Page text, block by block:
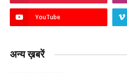
YouTube
अन्य ख़बरें